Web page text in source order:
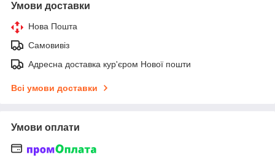
Умови доставки
Нова Пошта
Самовивіз
Адресна доставка кур'єром Нової пошти
Всі умови доставки
Умови оплати